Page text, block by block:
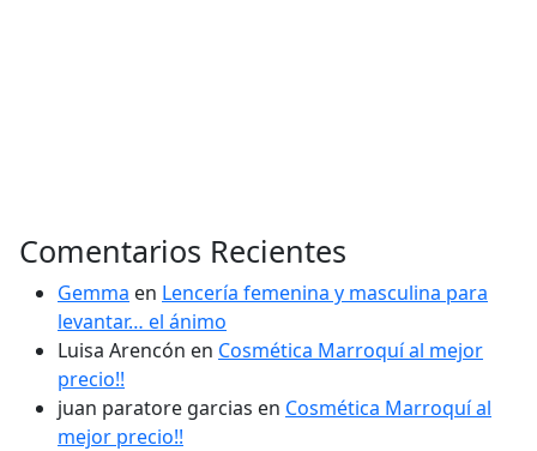
Comentarios Recientes
Gemma en Lencería femenina y masculina para
levantar… el ánimo
Luisa Arencón en Cosmética Marroquí al mejor
precio!!
juan paratore garcias en Cosmética Marroquí al
mejor precio!!